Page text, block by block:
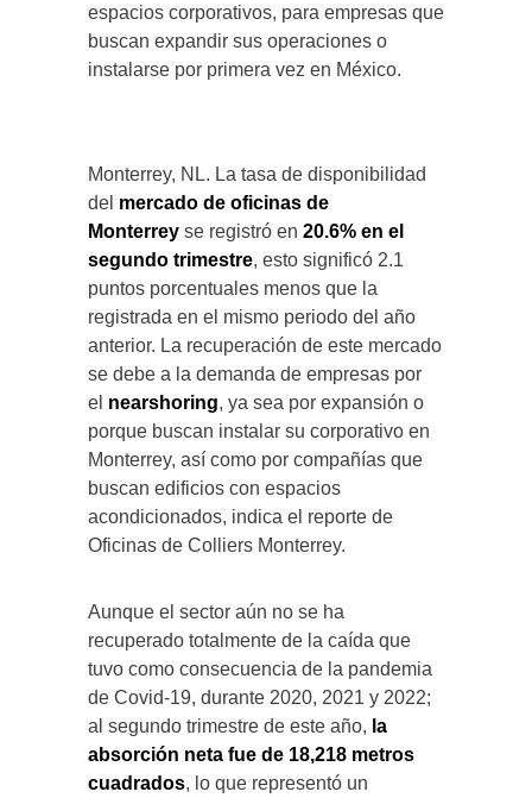
espacios corporativos, para empresas que
buscan expandir sus operaciones o
instalarse por primera vez en México.
Monterrey, NL. La tasa de disponibilidad
del mercado de oficinas de
Monterrey se registró en 20.6% en el
segundo trimestre, esto significó 2.1
puntos porcentuales menos que la
registrada en el mismo periodo del año
anterior. La recuperación de este mercado
se debe a la demanda de empresas por
el nearshoring, ya sea por expansión o
porque buscan instalar su corporativo en
Monterrey, así como por compañías que
buscan edificios con espacios
acondicionados, indica el reporte de
Oficinas de Colliers Monterrey.
Aunque el sector aún no se ha
recuperado totalmente de la caída que
tuvo como consecuencia de la pandemia
de Covid-19, durante 2020, 2021 y 2022;
al segundo trimestre de este año, la
absorción neta fue de 18,218 metros
cuadrados, lo que representó un